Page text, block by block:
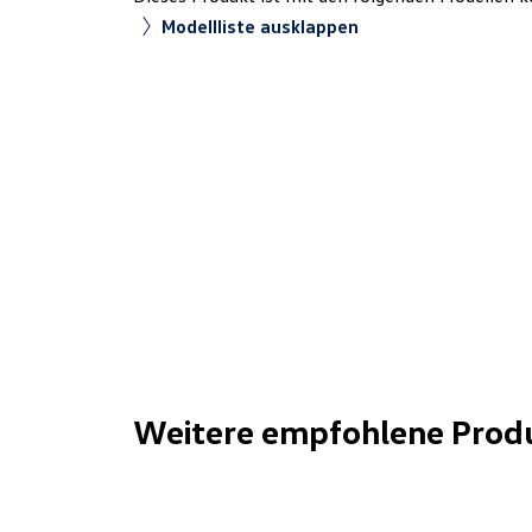
Modellliste ausklappen
Weitere empfohlene